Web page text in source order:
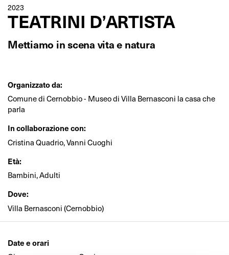
2023
TEATRINI D’ARTISTA
Mettiamo in scena vita e natura
Organizzato da:
Comune di Cernobbio - Museo di Villa Bernasconi la casa che
parla
In collaborazione con:
Cristina Quadrio, Vanni Cuoghi
Età:
Bambini, Adulti
Dove:
Villa Bernasconi (Cernobbio)
Date e orari